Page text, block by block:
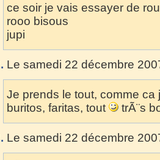
ce soir je vais essayer de
rooo bisous
jupi
Le samedi 22 décembre
Je prends le tout, comme
buritos, faritas, tout
trÃ¨s
Le samedi 22 décembre